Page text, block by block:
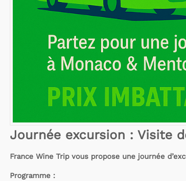
Journée excursion : Visite
France Wine Trip vous propose une journée
Programme :